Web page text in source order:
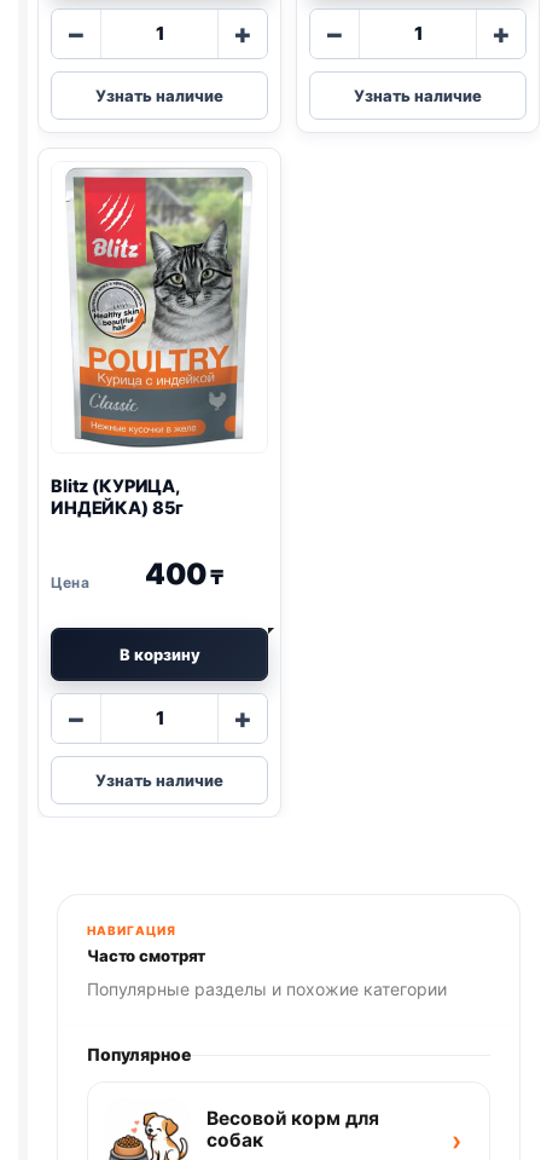
−
Количество
Blitz
(Д/
ШЕРСТИ,
ЛОСОСЬ,
ИНДЕЙКА)
85г
+
Узнать наличие
−
Количество
AlphaPet
влаж.
(КОТЯТА,
+
Узнать наличие
Blitz (КУРИЦА,
ИНДЕЙКА) 85г
400₸
В корзину
−
Количество
Blitz
(КУРИЦА,
ИНДЕЙКА)
+
Узнать наличие
НАВИГАЦИЯ
Часто смотрят
Популярные разделы и похожие категории
Популярное
Весовой корм для
собак
›